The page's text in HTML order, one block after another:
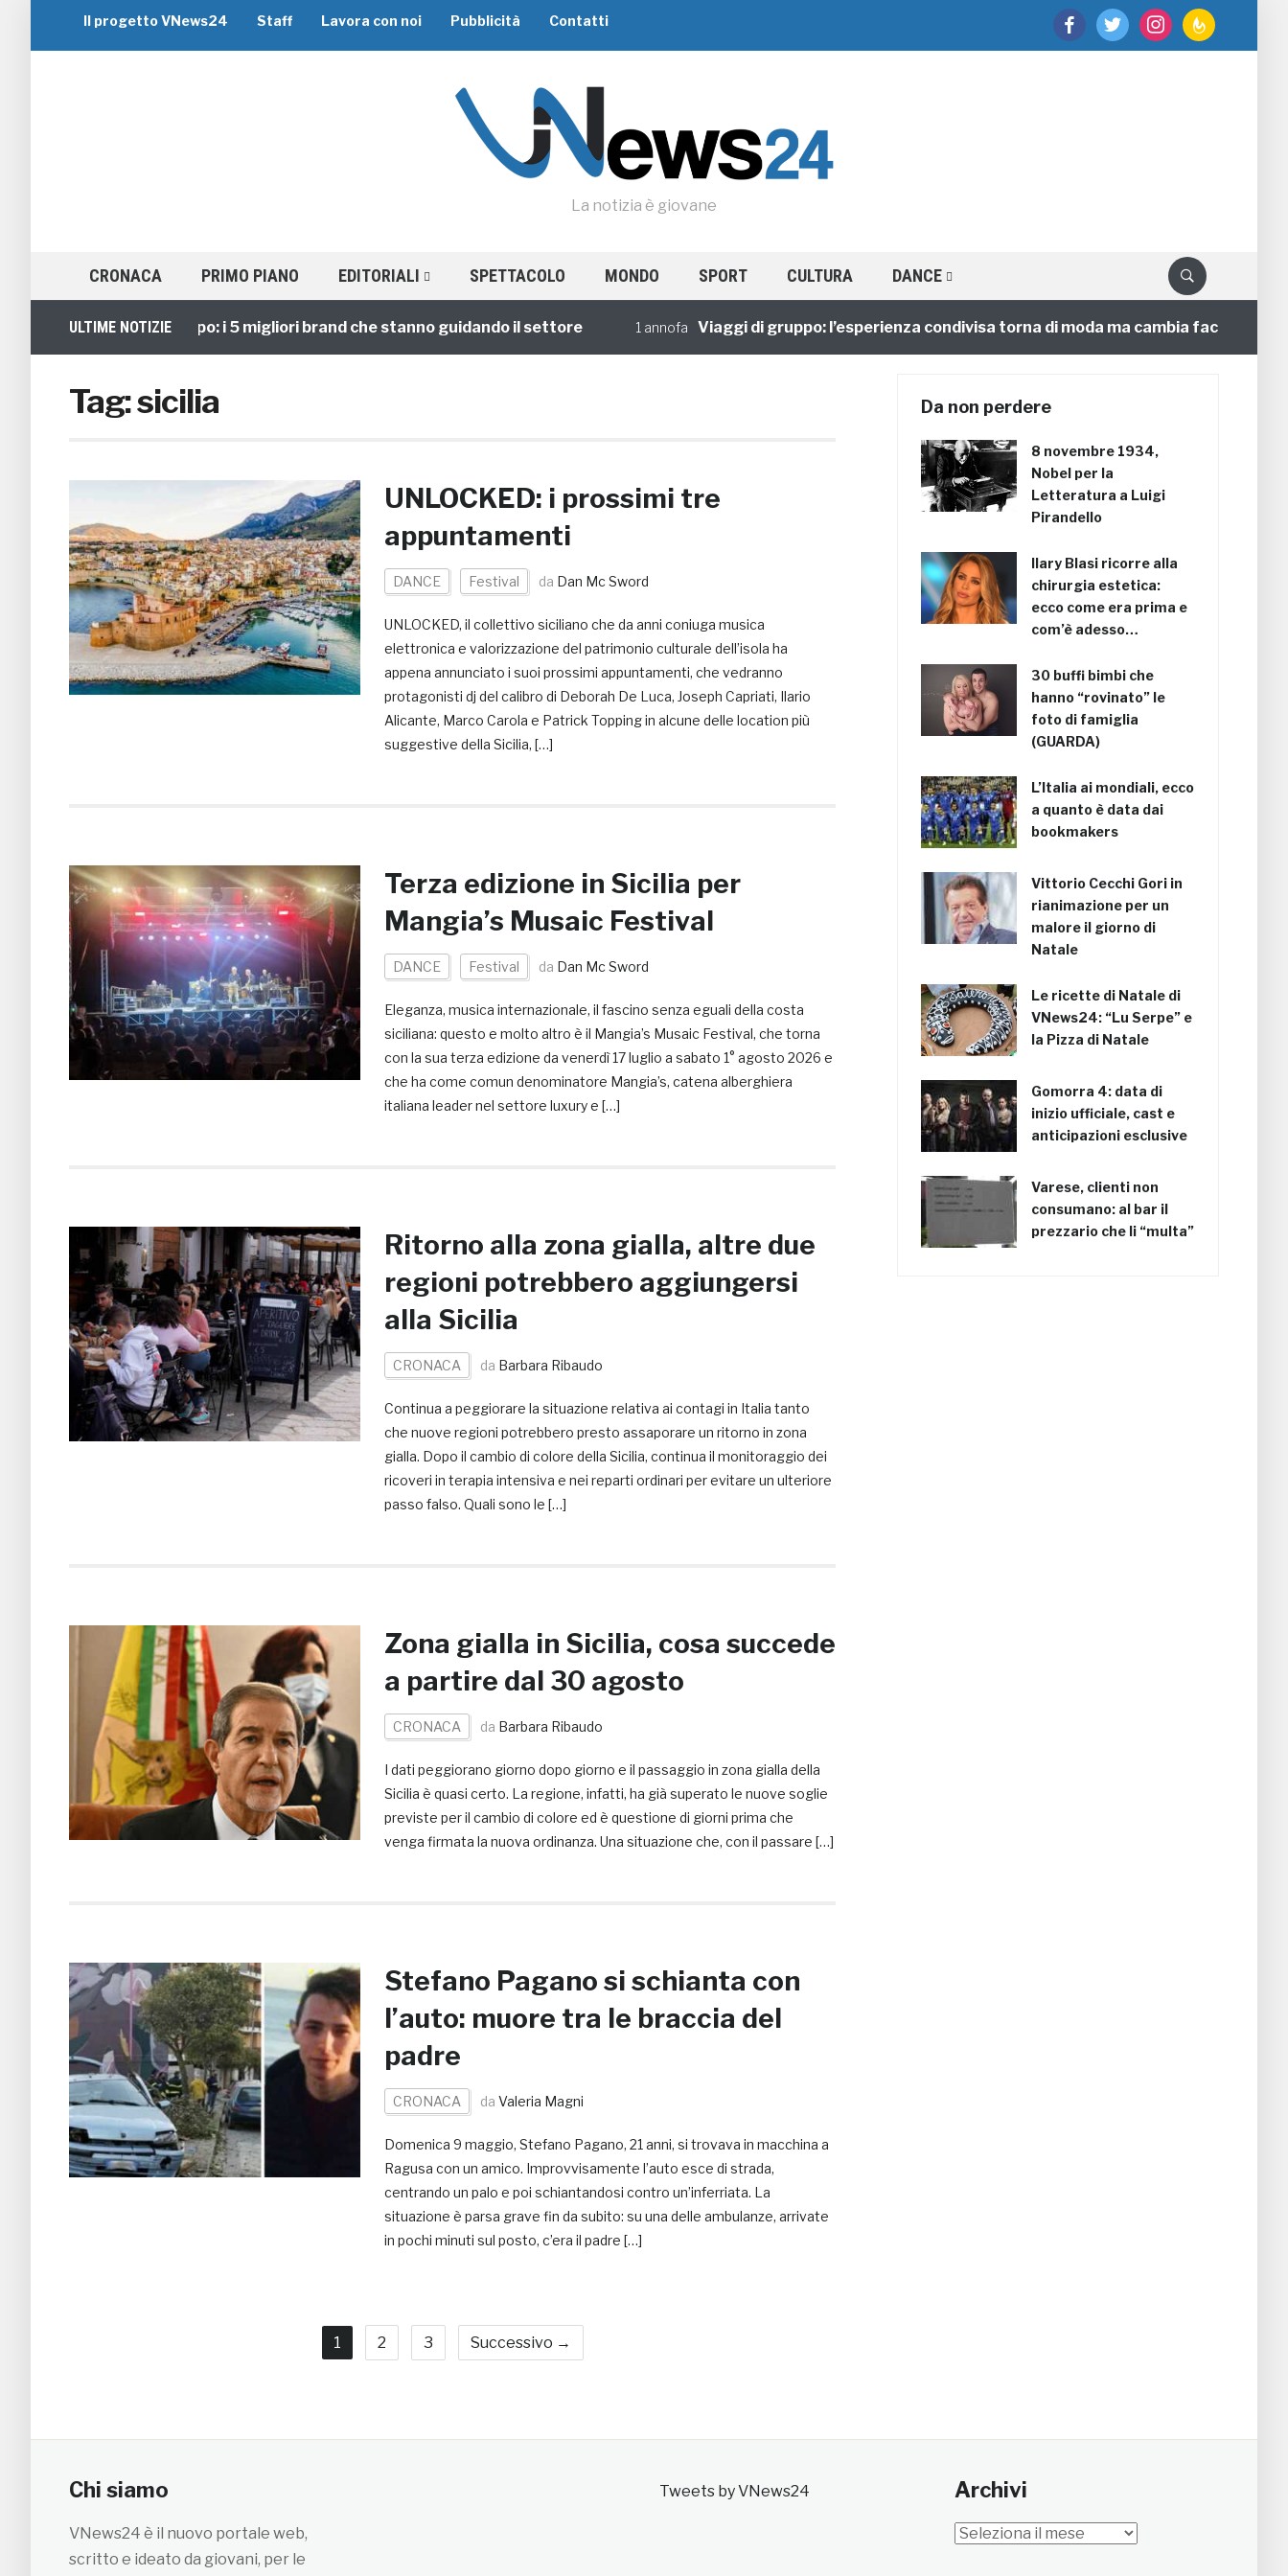
facebooktwitter instagramfeedburner
Il progetto VNews24 Staff Lavora con noi Pubblicità Contatti
La notizia è giovane
CRONACA PRIMO PIANO EDITORIALI SPETTACOLO MONDO SPORT CULTURA DANCE
ULTIME NOTIZIE
Viaggi di Gruppo: i 5 migliori brand che stanno guidando il settore 1 annofa Viaggi di gruppo: l’esperienza condivisa torna di moda ma cambia faccia
Tag:sicilia
UNLOCKED: i prossimi tre
appuntamenti
DANCE Festival da Dan Mc Sword
UNLOCKED, il collettivo siciliano che da anni coniuga musica
elettronica e valorizzazione del patrimonio culturale dell’isola ha
appena annunciato i suoi prossimi appuntamenti, che vedranno
protagonisti dj del calibro di Deborah De Luca, Joseph Capriati, Ilario
Alicante, Marco Carola e Patrick Topping in alcune delle location più
suggestive della Sicilia, […]
Terza edizione in Sicilia per
Mangia’s Musaic Festival
DANCE Festival da Dan Mc Sword
Eleganza, musica internazionale, il fascino senza eguali della costa
siciliana: questo e molto altro è il Mangia’s Musaic Festival, che torna
con la sua terza edizione da venerdì 17 luglio a sabato 1° agosto 2026 e
che ha come comun denominatore Mangia’s, catena alberghiera
italiana leader nel settore luxury e […]
Ritorno alla zona gialla, altre due
regioni potrebbero aggiungersi
alla Sicilia
CRONACA da Barbara Ribaudo
Continua a peggiorare la situazione relativa ai contagi in Italia tanto
che nuove regioni potrebbero presto assaporare un ritorno in zona
gialla. Dopo il cambio di colore della Sicilia, continua il monitoraggio dei
ricoveri in terapia intensiva e nei reparti ordinari per evitare un ulteriore
passo falso. Quali sono le […]
Zona gialla in Sicilia, cosa succede
a partire dal 30 agosto
CRONACA da Barbara Ribaudo
I dati peggiorano giorno dopo giorno e il passaggio in zona gialla della
Sicilia è quasi certo. La regione, infatti, ha già superato le nuove soglie
previste per il cambio di colore ed è questione di giorni prima che
venga firmata la nuova ordinanza. Una situazione che, con il passare […]
Stefano Pagano si schianta con
l’auto: muore tra le braccia del
padre
CRONACA da Valeria Magni
Domenica 9 maggio, Stefano Pagano, 21 anni, si trovava in macchina a
Ragusa con un amico. Improvvisamente l’auto esce di strada,
centrando un palo e poi schiantandosi contro un’inferriata. La
situazione è parsa grave fin da subito: su una delle ambulanze, arrivate
in pochi minuti sul posto, c’era il padre […]
1 2 3 Successivo →
Da non perdere
8 novembre 1934,
Nobel per la
Letteratura a Luigi
Pirandello
Ilary Blasi ricorre alla
chirurgia estetica:
ecco come era prima e
com’è adesso…
30 buffi bimbi che
hanno “rovinato” le
foto di famiglia
(GUARDA)
L’Italia ai mondiali, ecco
a quanto è data dai
bookmakers
Vittorio Cecchi Gori in
rianimazione per un
malore il giorno di
Natale
Le ricette di Natale di
VNews24: “Lu Serpe” e
la Pizza di Natale
Gomorra 4: data di
inizio ufficiale, cast e
anticipazioni esclusive
Varese, clienti non
consumano: al bar il
prezzario che li “multa”
Chi siamo
VNews24 è il nuovo portale web,
scritto e ideato da giovani, per le
Tweets by VNews24 Archivi
Archivi